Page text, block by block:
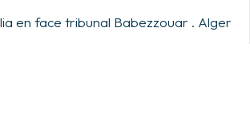
en face tribunal Babezzouar . Alger